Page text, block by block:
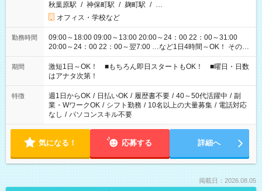
秋葉原駅 / 神保町駅 / 麹町駅 / …
オフィス・学校など
勤務時間
09:00～18:00 09:00～13:00 20:00～24：00 22：00～31:00
20:00～24：00 22：00～翌7:00 …など1日4時間～OK！ その他
シフトもございます！ お気軽にご相談ください！
期間
激短1日～OK！ ■もちろん即日スタートもOK！ ■曜日・日数
はアナタ次第！
特徴 週1日からOK / 日払いOK / 履歴書不要 / 40～50代活躍中 / 副
業・WワークOK / シフト勤務 / 10名以上の大量募集 / 電話対応
なし / パソコンスキル不要
気になる！ 応募する 詳細へ
掲載日：2026.08.05